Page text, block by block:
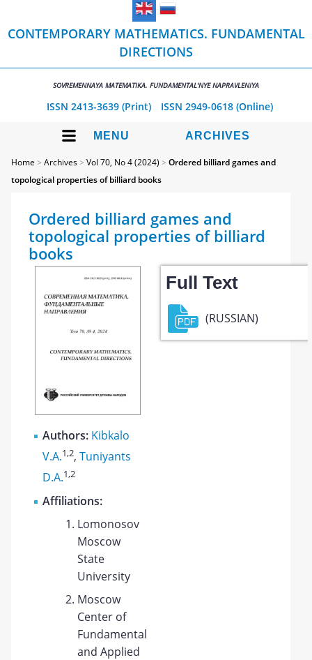
CONTEMPORARY MATHEMATICS. FUNDAMENTAL
DIRECTIONS
SOVREMENNAYA MATEMATIKA. FUNDAMENTAL'NYE NAPRAVLENIYA
ISSN 2413-3639 (Print) ISSN 2949-0618 (Online)
MENU ARCHIVES
Home >Archives>Vol 70, No 4 (2024) >Ordered billiard games and
topological properties of billiard books
Ordered billiard games and
topological properties of billiard
books
Authors: Kibkalo
V.A.1,2,Tuniyants
D.A.1,2
Affiliations:
Lomonosov
Moscow
State
University
Moscow
Center of
Fundamental
and Applied
Full Text
(RUSSIAN)